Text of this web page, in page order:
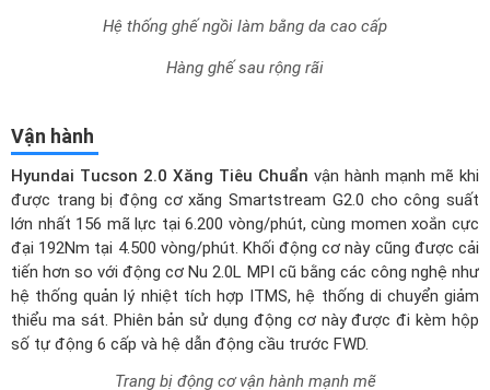
Hyundai Tucson 2.0 Xăng Tiêu Chuẩnvận hành mạnh mẽ khi
lớn nhất 156 mã lực tại 6.200 vòng/phút, cùng momen xoắn cực
đại 192Nm tại 4.500 vòng/phút. Khối động cơ này cũng được cải
tiến hơn so với động cơ Nu 2.0L MPI cũ bằng các công nghệ như
hệ thống quản lý nhiệt tích hợp ITMS, hệ thống di chuyển giảm
thiểu ma sát. Phiên bản sử dụng động cơ này được đi kèm hộp
số tự động 6 cấp và hệ dẫn động cầu trước FWD.
Trang bị động cơ vận hành mạnh mẽ
Xe trang bị hệ thống phanh đĩa trước sau, hệ thống treo trước
McPherson và treo sau liên kết đa điểm. Các phiên bản Hyundai
Tucson đều có 4 chế độ lái, bao gồm Eco, Normal, Sport và My